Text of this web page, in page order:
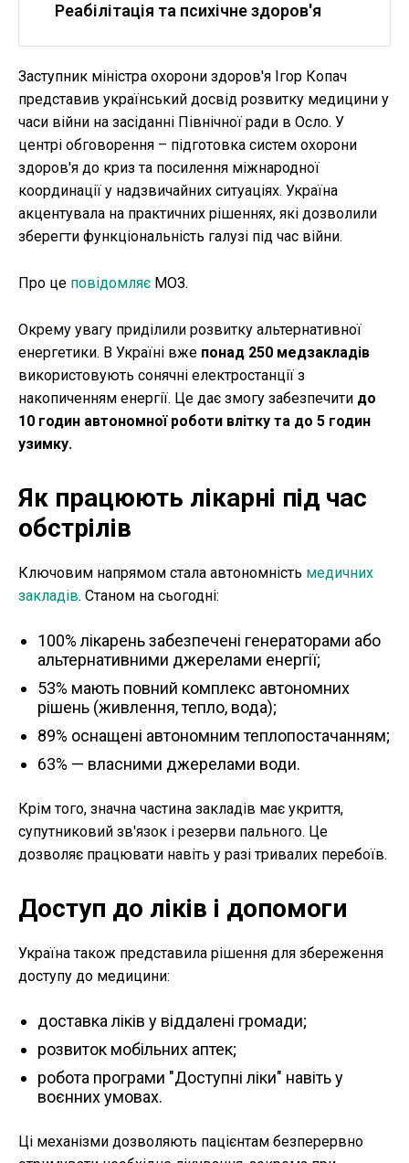
Реабілітація та психічне здоров'я
Заступник міністра охорони здоров'я Ігор Копач
представив український досвід розвитку медицини у
часи війни на засіданні Північної ради в Осло. У
центрі обговорення – підготовка систем охорони
здоров'я до криз та посилення міжнародної
координації у надзвичайних ситуаціях. Україна
акцентувала на практичних рішеннях, які дозволили
зберегти функціональність галузі під час війни.
Про це повідомляє МОЗ.
Окрему увагу приділили розвитку альтернативної
енергетики. В Україні вже понад 250 медзакладів
використовують сонячні електростанції з
накопиченням енергії. Це дає змогу забезпечити до
10 годин автономної роботи влітку та до 5 годин
узимку.
Як працюють лікарні під час
обстрілів
Ключовим напрямом стала автономність медичних
закладів. Станом на сьогодні:
100% лікарень забезпечені генераторами або
альтернативними джерелами енергії;
53% мають повний комплекс автономних
рішень (живлення, тепло, вода);
89% оснащені автономним теплопостачанням;
63% — власними джерелами води.
Крім того, значна частина закладів має укриття,
супутниковий зв'язок і резерви пального. Це
дозволяє працювати навіть у разі тривалих перебоїв.
Доступ до ліків і допомоги
Україна також представила рішення для збереження
доступу до медицини:
доставка ліків у віддалені громади;
розвиток мобільних аптек;
робота програми "Доступні ліки" навіть у
воєнних умовах.
Ці механізми дозволяють пацієнтам безперервно